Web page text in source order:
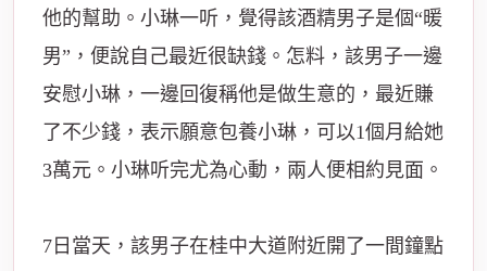
他的幫助。小琳一听，覺得該酒精男子是個“暖
男”，便說自己最近很缺錢。怎料，該男子一邊
安慰小琳，一邊回復稱他是做生意的，最近賺
了不少錢，表示願意包養小琳，可以1個月給她
3萬元。小琳听完尤為心動，兩人便相約見面。
7日當天，該男子在桂中大道附近開了一間鐘點